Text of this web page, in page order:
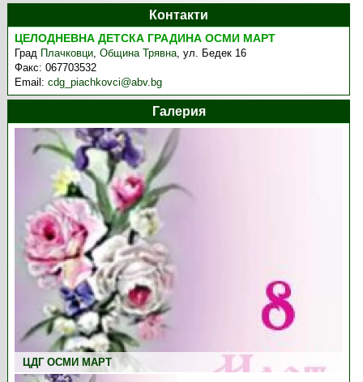
Контакти
ЦЕЛОДНЕВНА ДЕТСКА ГРАДИНА ОСМИ МАРТ
Град Плачковци,Община Трявна,ул. Бедек 16
Факс:067703532
Email:cdg_piachkovci@abv.bg
Галерия
ЦДГ ОСМИ МАРТ